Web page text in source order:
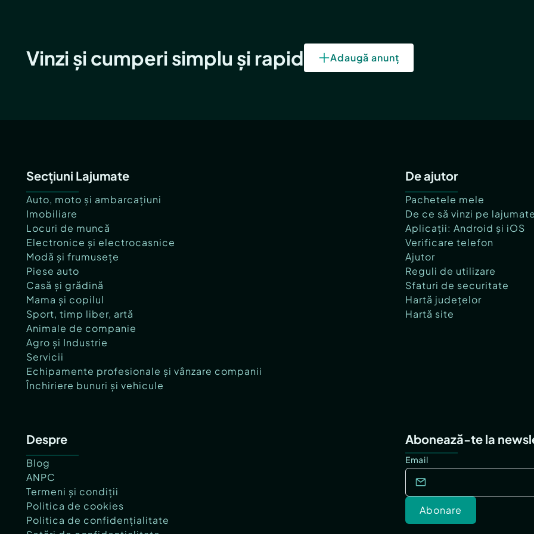
Vinzi și cumperi simplu și rapid Adaugă anunț
Secțiuni Lajumate
Auto, moto și ambarcațiuni
Imobiliare
Locuri de muncă
Electronice și electrocasnice
Modă și frumusețe
Piese auto
Casă și grădină
Mama și copilul
Sport, timp liber, artă
Animale de companie
Agro și Industrie
Servicii
Echipamente profesionale și vânzare companii
Închiriere bunuri și vehicule
De ajutor
Pachetele mele
De ce să vinzi pe
Aplicații: Android și iOS
Verificare telefon
Ajutor
Reguli de utilizare
Sfaturi de securitate
Hartă județelor
Hartă site
Despre
Blog
ANPC
Termeni și condiții
Politica de cookies
Politica de confidențialitate
Abonează-te la
Email
Abonare